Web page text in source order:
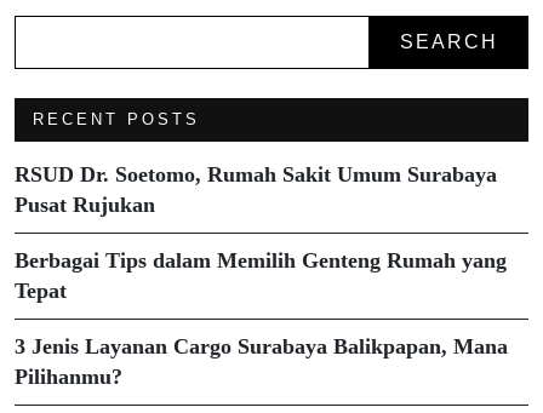
SEARCH
RECENT POSTS
RSUD Dr. Soetomo, Rumah Sakit Umum Surabaya
Pusat Rujukan
Berbagai Tips dalam Memilih Genteng Rumah yang
Tepat
3 Jenis Layanan Cargo Surabaya Balikpapan, Mana
Pilihanmu?